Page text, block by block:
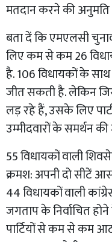
मतदान करने की
बता दें कि एमएलसी
लिए कम से कम 26
है. 106 विधायकों के
जीत सकती है. लेकिन
लड़ रहे हैं, उसके लिए
उम्मीदवारों के समर्थन
55 विधायकों वाली
क्रमश: अपनी दो सीटें
44 विधायकों वाली
जगताप के निर्वाचित
पार्टियों से कम से कम